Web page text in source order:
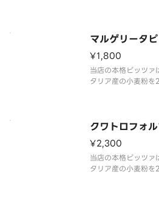
マルゲリータ
¥1,800
当店の本格ピッツァ
タリア産の小麦粉
クワトロフォ
¥2,300
当店の本格ピッツァ
タリア産の小麦粉